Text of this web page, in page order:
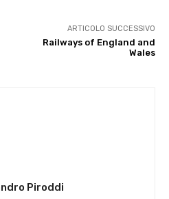
ARTICOLO SUCCESSIVO
Railways of England and
Wales
Piroddi